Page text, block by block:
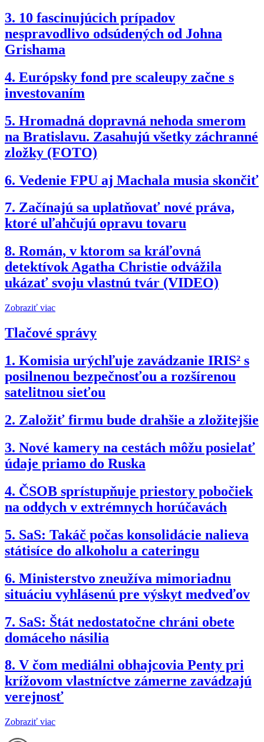
3. 10 fascinujúcich prípadov
nespravodlivo odsúdených od Johna
Grishama
4. Európsky fond pre scaleupy začne s
investovaním
5. Hromadná dopravná nehoda smerom
na Bratislavu. Zasahujú všetky záchranné
zložky (FOTO)
6. Vedenie FPU aj Machala musia skončiť
7. Začínajú sa uplatňovať nové práva,
ktoré uľahčujú opravu tovaru
8. Román, v ktorom sa kráľovná
detektívok Agatha Christie odvážila
ukázať svoju vlastnú tvár (VIDEO)
Zobraziť viac
Tlačové správy
1. Komisia urýchľuje zavádzanie IRIS² s
posilnenou bezpečnosťou a rozšírenou
satelitnou sieťou
2. Založiť firmu bude drahšie a zložitejšie
3. Nové kamery na cestách môžu posielať
údaje priamo do Ruska
4. ČSOB sprístupňuje priestory pobočiek
na oddych v extrémnych horúčavách
5. SaS: Takáč počas konsolidácie nalieva
státisíce do alkoholu a cateringu
6. Ministerstvo zneužíva mimoriadnu
situáciu vyhlásenú pre výskyt medveďov
7. SaS: Štát nedostatočne chráni obete
domáceho násilia
8. V čom mediálni obhajcovia Penty pri
krížovom vlastníctve zámerne zavádzajú
verejnosť
Zobraziť viac